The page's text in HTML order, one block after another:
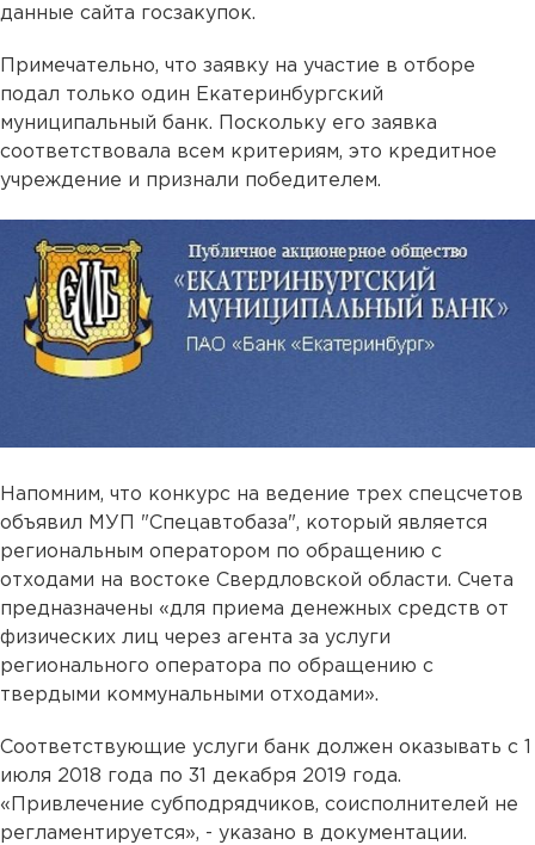
данные сайта госзакупок.
Примечательно, что заявку на участие в отборе
подал только один Екатеринбургский
муниципальный банк. Поскольку его заявка
соответствовала всем критериям, это кредитное
учреждение и признали победителем.
Напомним, что конкурс на ведение трех спецсчетов
объявил МУП "Спецавтобаза", который является
региональным оператором по обращению с
отходами на востоке Свердловской области. Счета
предназначены «для приема денежных средств от
физических лиц через агента за услуги
регионального оператора по обращению с
твердыми коммунальными отходами».
Соответствующие услуги банк должен оказывать с 1
июля 2018 года по 31 декабря 2019 года.
«Привлечение субподрядчиков, соисполнителей не
регламентируется», - указано в документации.